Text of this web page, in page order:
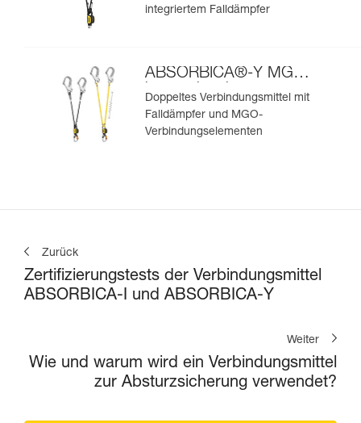
integriertem Falldämpfer
ABSORBICA®-Y MGO
internationale
Ausführung
Doppeltes Verbindungsmittel mit
Falldämpfer und MGO-
Verbindungselementen
Zurück
Zertifizierungstests der Verbindungsmittel
ABSORBICA-I und ABSORBICA-Y
Weiter
Wie und warum wird ein Verbindungsmittel
zur Absturzsicherung verwendet?